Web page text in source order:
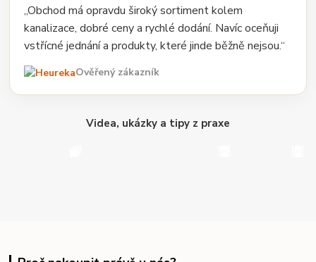
„Obchod má opravdu široký sortiment kolem
kanalizace, dobré ceny a rychlé dodání. Navíc oceňuji
vstřícné jednání a produkty, které jinde běžně nejsou.“
Ověřený zákazník
Videa, ukázky a tipy z praxe